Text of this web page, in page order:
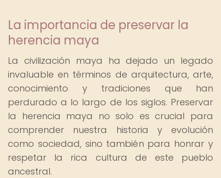
La importancia de preservar la
herencia maya
La civilización maya ha dejado un legado
invaluable en términos de arquitectura, arte,
conocimiento y tradiciones que han
perdurado a lo largo de los siglos. Preservar
la herencia maya no solo es crucial para
comprender nuestra historia y evolución
como sociedad, sino también para honrar y
respetar la rica cultura de este pueblo
ancestral.